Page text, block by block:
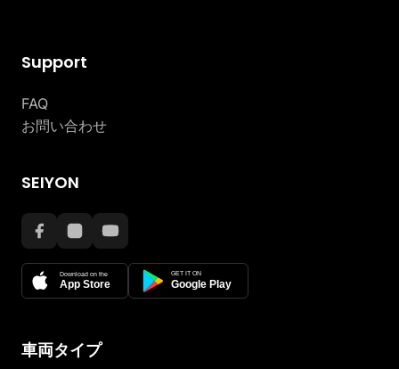
SEIYON
Download on the
App Store
GET IT ON
Google Play
車両タイプ
Support
FAQ
お問い合わせ